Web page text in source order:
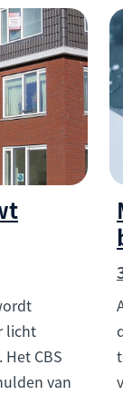
licht
CBS
van